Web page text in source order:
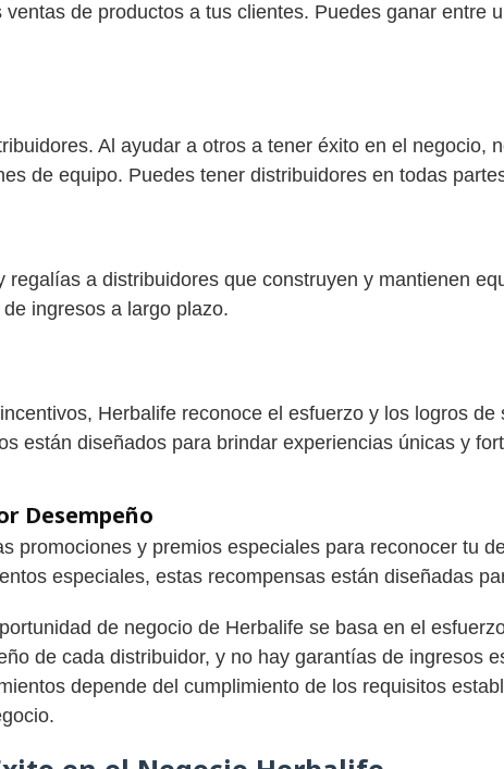
de productos a tus clientes. Puedes ganar
Al ayudar a otros a tener éxito en el
de equipo. Puedes tener distribuidores en todas
regalías a distribuidores que construyen y mantienen
ingresos a largo plazo.
Herbalife reconoce el esfuerzo y los logros
están diseñados para brindar experiencias únicas y
Desempeño
promociones y premios especiales para reconocer tu
especiales, estas recompensas están diseñadas
de negocio de Herbalife se basa en el
de cada distribuidor, y no hay garantías de ingresos
depende del cumplimiento de los requisitos